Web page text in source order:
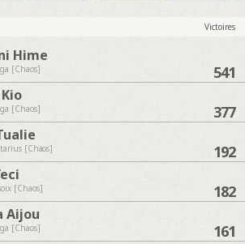
Victoires
Hime
[Chaos] 541
[Chaos] 377
[Chaos] 192
[Chaos] 182
Aijou
[Chaos] 161